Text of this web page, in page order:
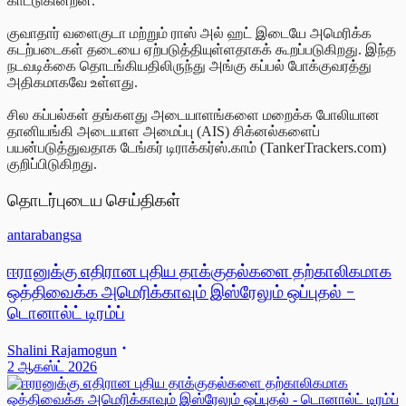
குவாதார் வளைகுடா மற்றும் ராஸ் அல் ஹட் இடையே அமெரிக்க
கடற்படைகள் தடையை ஏற்படுத்தியுள்ளதாகக் கூறப்படுகிறது. இந்த
நடவடிக்கை தொடங்கியதிலிருந்து அங்கு கப்பல் போக்குவரத்து
அதிகமாகவே உள்ளது.
சில கப்பல்கள் தங்களது அடையாளங்களை மறைக்க போலியான
தானியங்கி அடையாள அமைப்பு (AIS) சிக்னல்களைப்
பயன்படுத்துவதாக டேங்கர் டிராக்கர்ஸ்.காம் (TankerTrackers.com)
குறிப்பிடுகிறது.
தொடர்புடைய செய்திகள்
antarabangsa
ஈரானுக்கு எதிரான புதிய தாக்குதல்களை தற்காலிகமாக
ஒத்திவைக்க அமெரிக்காவும் இஸ்ரேலும் ஒப்புதல் -
டொனால்ட் டிரம்ப்
Shalini Rajamogun
2 ஆகஸ்ட் 2026